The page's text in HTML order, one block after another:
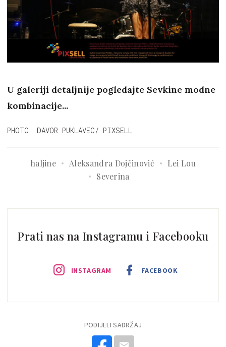
U galeriji detaljnije pogledajte Sevkine modne
kombinacije...
PHOTO: DAVOR PUKLAVEC/ PIXSELL
haljine Aleksandra Dojčinović
Lei Lou
Severina
Prati nas na Instagramu i Facebooku
INSTAGRAM FACEBOOK
PODIJELI SADRŽAJ